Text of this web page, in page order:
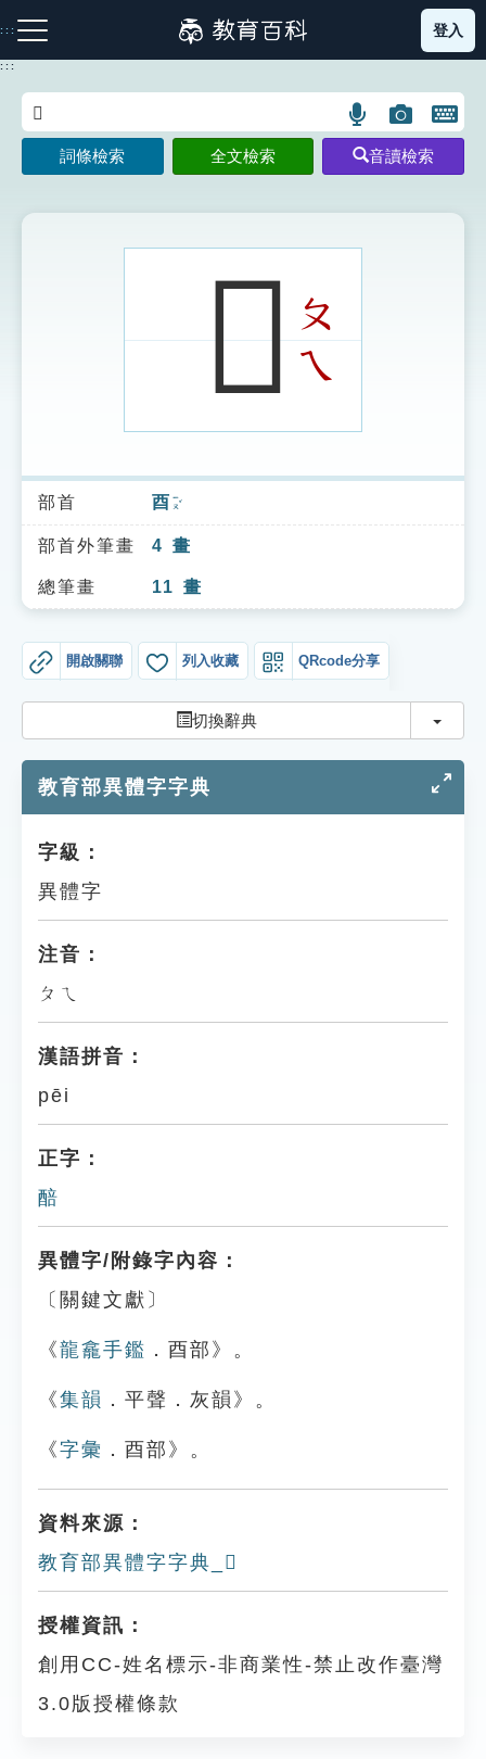
到
主
:::
注音索引圖示 筆畫索引圖示 部首索引表圖示
索引選單
知識索引
單字索引
貓頭鷹博士
登入
:::
語
言
搜
示
圖
片
搜
開
鍵
圖
詞條檢索 全文檢索 音讀檢索
𨟷 ㄆ
ㄟ
部首 酉 ㄧㄡˇ
部首外筆畫 4 畫
總筆畫 11 畫
開啟關聯 列入收藏 QRcode分享
切換辭典 切換
教育部異體字字典
字級：
異體字
注音：
ㄆㄟ
漢語拼音：
pēi
正字：
醅
異體字/附錄字內容：
〔關鍵文獻〕
《龍龕手鑑 ．酉部》。
《集韻 ．平聲．灰韻》。
《字彙 ．酉部》。
資料來源：
教育部異體字字典_𨟷
授權資訊：
創用CC-姓名標示-非商業性-禁止改作臺灣
3.0版授權條款